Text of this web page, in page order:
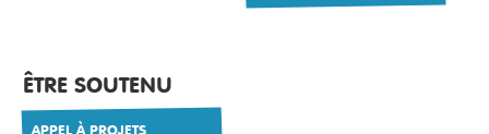
ÊTRE SOUTENU